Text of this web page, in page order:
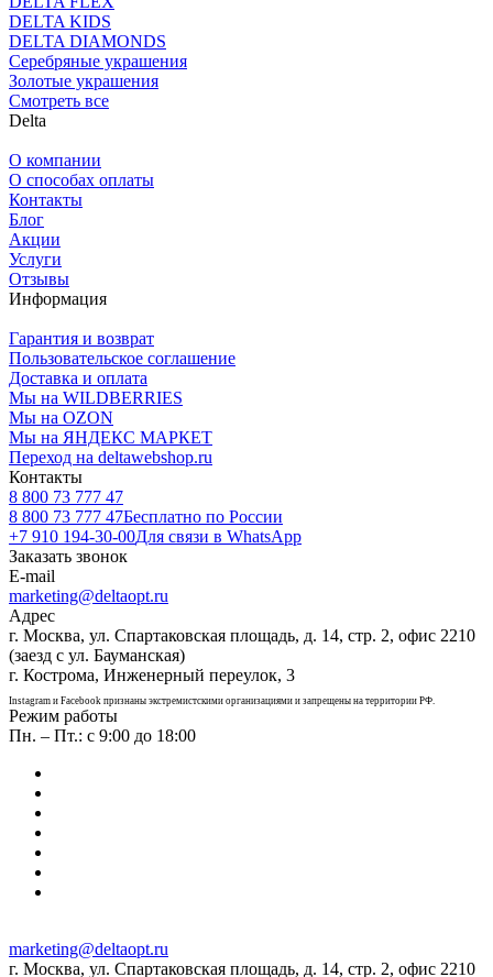
DELTA KIDS
DELTA DIAMONDS
Серебряные украшения
Золотые украшения
Смотреть все
Delta
О компании
О способах оплаты
Контакты
Блог
Акции
Услуги
Отзывы
Информация
Гарантия и возврат
Пользовательское соглашение
Доставка и оплата
Мы на WILDBERRIES
Мы на OZON
Мы на ЯНДЕКС МАРКЕТ
Переход на deltawebshop.ru
Контакты
8 800 73 777 47
8 800 73 777 47Бесплатно по России
+7 910 194-30-00Для связи в WhatsApp
Заказать звонок
E-mail
marketing@deltaopt.ru
Адрес
г. Москва, ул. Спартаковская площадь, д. 14, стр. 2, офис 2210
(заезд с ул. Бауманская)
г. Кострома, Инженерный переулок, 3
Instagram и Facebook признаны экстремистскими организациями и запрещены на территории РФ.
Режим работы
Пн. – Пт.: с 9:00 до 18:00
marketing@deltaopt.ru
г. Москва, ул. Спартаковская площадь, д. 14, стр. 2, офис 2210